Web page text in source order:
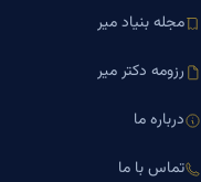
مجله بنیاد میر
رزومه دکتر میر
درباره ما
تماس با ما